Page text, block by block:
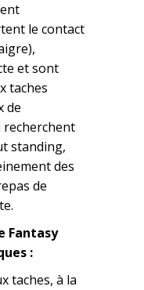
le contact
et sont
taches
de
recherchent
standing,
des
de
Fantasy
:
taches, à la